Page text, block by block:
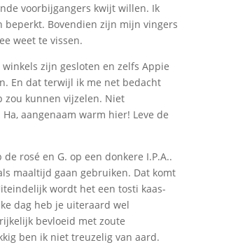
voorbijgangers kwijt willen. Ik
Bovendien zijn mijn vingers
weet te vissen.
zijn gesloten en zelfs Appie
En dat terwijl ik me net bedacht
zou kunnen vijzelen. Niet
aangenaam warm hier! Leve de
rosé en G. op een donkere I.P.A..
maaltijd gaan gebruiken. Dat komt
wordt het een tosti kaas-
dag heb je uiteraard wel
bevloeid met zoute
ben ik niet treuzelig van aard.